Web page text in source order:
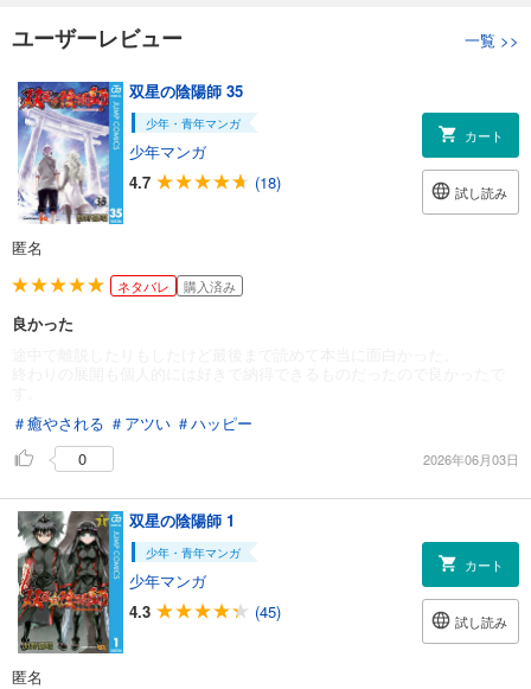
ユーザーレビュー 一覧 >>
双星の陰陽師 35
少年・青年マンガ
少年マンガ
4.7
(18)
カート
試し読み
匿名
ネタバレ 購入済み
良かった
＃癒やされる ＃アツい ＃ハッピー
0
2026年06月03日
双星の陰陽師 1
少年・青年マンガ
少年マンガ
4.3
(45)
カート
試し読み
匿名